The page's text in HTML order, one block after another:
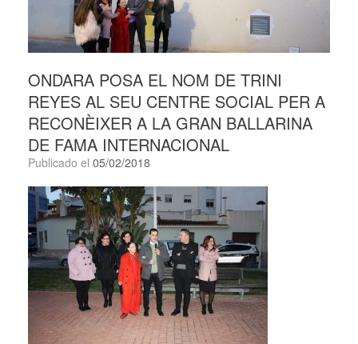
ONDARA POSA EL NOM DE TRINI
REYES AL SEU CENTRE SOCIAL PER A
RECONÈIXER A LA GRAN BALLARINA
DE FAMA INTERNACIONAL
Publicado el 05/02/2018